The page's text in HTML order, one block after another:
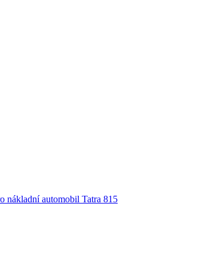
nákladní automobil Tatra 815